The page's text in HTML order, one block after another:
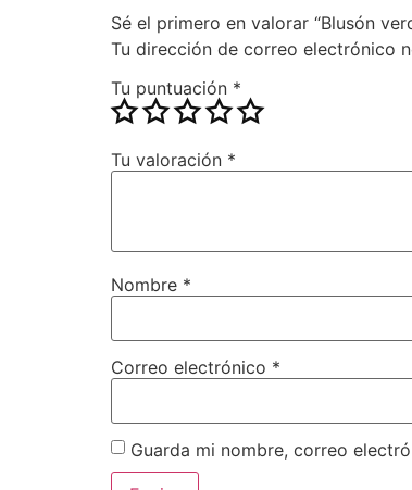
Sé el primero en valorar “Blusón
Tu dirección de correo electrónico
Tu puntuación *
Tu valoración *
Nombre *
Correo electrónico *
Guarda mi nombre, correo